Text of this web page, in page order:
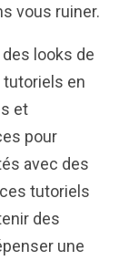
vous ruiner.
looks de
en
et
pour
avec des
tutoriels
des
une